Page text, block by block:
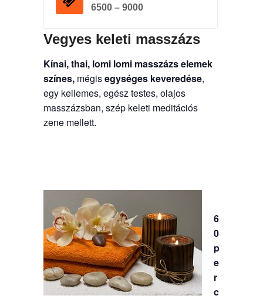
6500 – 9000
Vegyes keleti masszázs
Kínai, thai, lomi lomi masszázs elemek
színes, mégisegységes keveredése,
egy kellemes, egész testes, olajos
masszázsban, szép keleti meditációs
zene mellett.
6
0
p
e
r
c